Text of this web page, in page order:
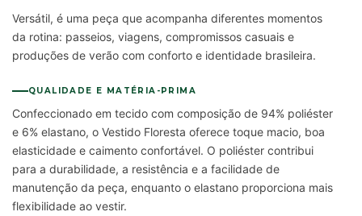
Versátil, é uma peça que acompanha diferentes momentos
da rotina: passeios, viagens, compromissos casuais e
produções de verão com conforto e identidade brasileira.
QUALIDADE E MATÉRIA-PRIMA
Confeccionado em tecido com composição de 94% poliéster
e 6% elastano, o Vestido Floresta oferece toque macio, boa
elasticidade e caimento confortável. O poliéster contribui
para a durabilidade, a resistência e a facilidade de
manutenção da peça, enquanto o elastano proporciona mais
flexibilidade ao vestir.